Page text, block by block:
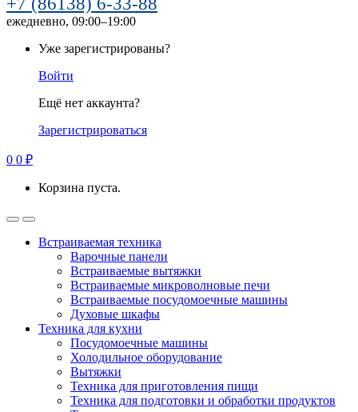
ежедневно, 09:00–19:00
Уже зарегистрированы?
Войти
Ещё нет аккаунта?
Зарегистрироваться
0 0 ₽
Корзина пуста.
Встраиваемая техника
Варочные панели
Встраиваемые вытяжки
Встраиваемые микроволновые печи
Встраиваемые посудомоечные машины
Духовые шкафы
Техника для кухни
Посудомоечные машины
Холодильное оборудование
Вытяжки
Техника для приготовления пищи
Техника для подготовки и обработки продуктов